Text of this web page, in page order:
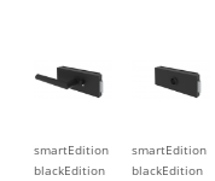
smartEdition
blackEdition
smartEdition
blackEdition